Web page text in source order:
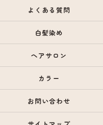
よくある質問
白髪染め
ヘアサロン
カラー
お問い合わせ